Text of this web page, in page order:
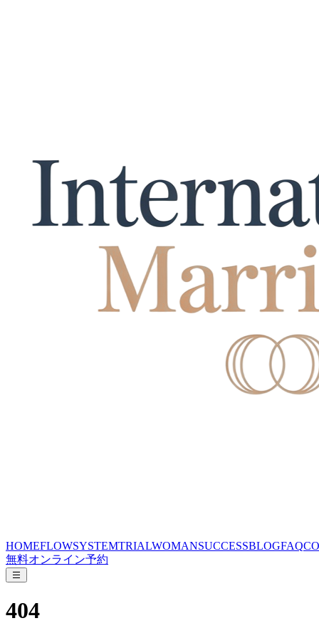
HOMEFLOWSYSTEMTRIALWOMANSUCCESSBLOGFAQ
無料オンライン予約
404